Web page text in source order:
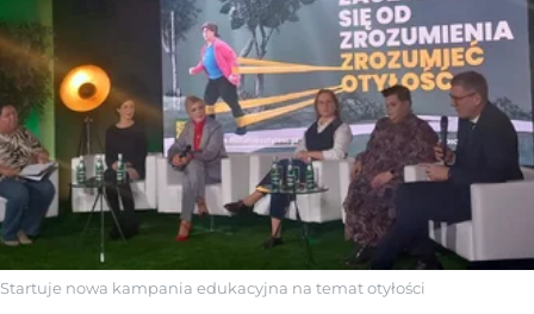
Startuje nowa kampania edukacyjna na temat otyłości